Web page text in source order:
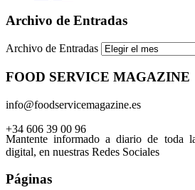
Archivo de Entradas
Archivo de Entradas
FOOD SERVICE MAGAZINE
info@foodservicemagazine.es
+34 606 39 00 96
Mantente informado a diario de toda
digital, en nuestras Redes Sociales
Páginas